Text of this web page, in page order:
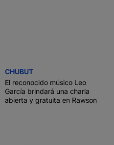
CHUBUT
El reconocido músico Leo
García brindará una charla
abierta y gratuita en Rawson